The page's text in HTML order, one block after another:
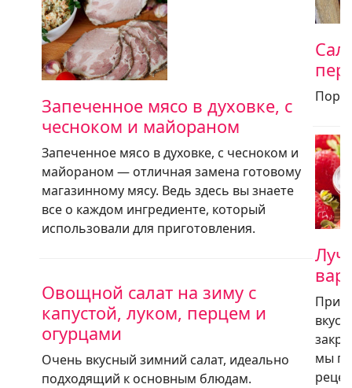
Запеченное мясо в духовке, с
чесноком и майораном
Запеченное мясо в духовке, с чесноком и
майораном — отличная замена готовому
магазинному мясу. Ведь здесь вы знаете
все о каждом ингредиенте, который
использовали для приготовления.
Овощной салат на зиму с
капустой, луком, перцем и
огурцами
Очень вкусный зимний салат, идеально
подходящий к основным блюдам.
мы